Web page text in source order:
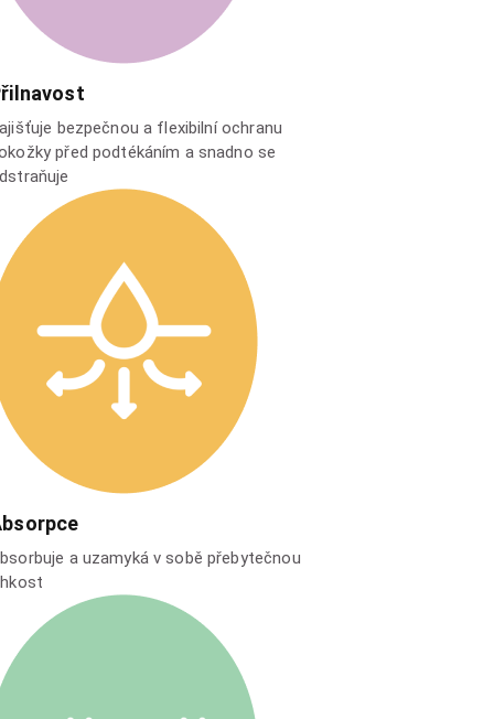
bezpečnou a flexibilní ochranu
před podtékáním a snadno se
a uzamyká v sobě přebytečnou